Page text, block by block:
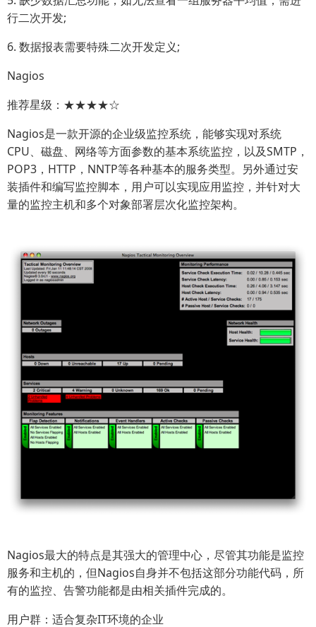
行二次开发;
6. 数据报表需要特殊二次开发定义;
Nagios
推荐星级：★★★★☆
Nagios是一款开源的企业级监控系统，能够实现对系统
CPU、磁盘、网络等方面参数的基本系统监控，以及SMTP，
POP3，HTTP，NNTP等各种基本的服务类型。另外通过安
装插件和编写监控脚本，用户可以实现应用监控，并针对大
量的监控主机和多个对象部署层次化监控架构。
Nagios最大的特点是其强大的管理中心，尽管其功能是监控
服务和主机的，但Nagios自身并不包括这部分功能代码，所
有的监控、告警功能都是由相关插件完成的。
用户群：适合复杂IT环境的企业